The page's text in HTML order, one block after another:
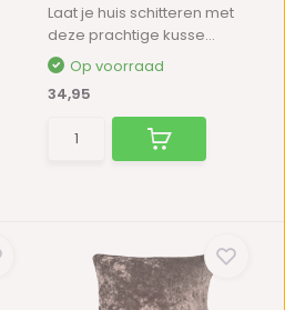
Laat je huis schitteren met
deze prachtige kusse...
Op voorraad
34,95